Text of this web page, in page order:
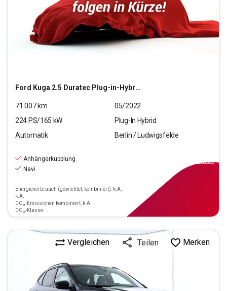
Ford Kuga 2.5 Duratec Plug-in-Hybrid PHEV ST-Line X
71.007km
05/2022
224PS/165 kW
Plug-In Hybrid
Automatik
Berlin / Ludwigsfelde
Anhängerkupplung
Navi
Energieverbrauch (gewichtet, kombiniert): k.A.,
k.A.
CO₂-Emissionen kombiniert: k.A.
CO₂-Klasse:
finanzieren
Vergleichen Teilen Merken